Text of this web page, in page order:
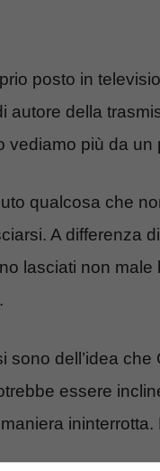
posto in
autore della
vediamo più da un
qualcosa che
A differenza
lasciati non
dell’idea che
essere